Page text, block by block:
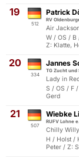
19
512
Patrick
RV
Air
W / OS /
Z: Klatte,
20
334
Jannes
TG Zucht und
Lady in
S / OS / F
Gerd
21
507
Wiebke
RUFV Lohne
Chilly Willy
H / Holst /
Peter / Z: